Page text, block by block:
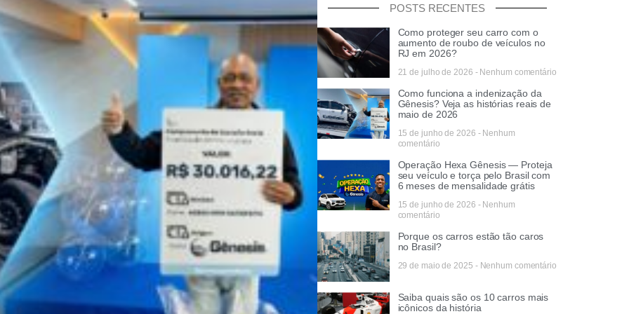
POSTS RECENTES
Como proteger seu carro com o
aumento de roubo de veículos no
RJ em 2026?
21 de julho de 2026 Nenhum comentário
Como funciona a indenização da
Gênesis? Veja as histórias reais de
maio de 2026
15 de junho de 2026 Nenhum
comentário
Operação Hexa Gênesis — Proteja
seu veículo e torça pelo Brasil com
6 meses de mensalidade grátis
15 de junho de 2026 Nenhum
comentário
Porque os carros estão tão caros
no Brasil?
29 de maio de 2025 Nenhum comentário
Saiba quais são os 10 carros mais
icônicos da história